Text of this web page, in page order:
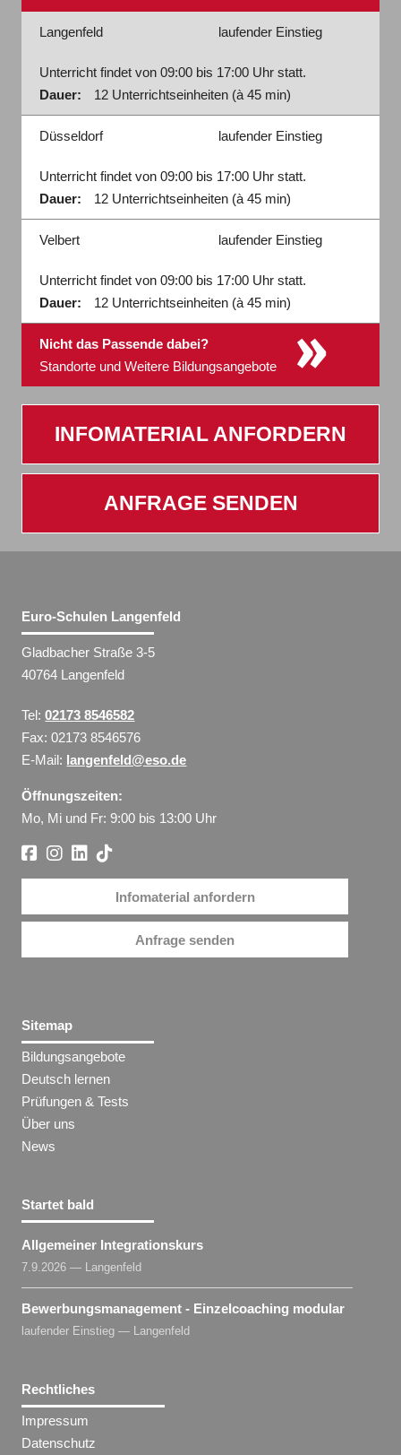
Düsseldorf laufender Einstieg
Unterricht findet von 09:00 bis 17:00 Uhr statt.
Dauer:
12 Unterrichtseinheiten (à 45 min)
Langenfeld laufender Einstieg
Unterricht findet von 09:00 bis 17:00 Uhr statt.
Dauer:
12 Unterrichtseinheiten (à 45 min)
Velbert laufender Einstieg
Unterricht findet von 09:00 bis 17:00 Uhr statt.
Dauer:
12 Unterrichtseinheiten (à 45 min)
Nicht das Passende dabei?
Standorte und Weitere Bildungsangebote
»
INFOMATERIAL ANFORDERN
ANFRAGE SENDEN
Euro-Schulen Langenfeld
Gladbacher Straße 3-5
40764 Langenfeld
Tel:02173 8546582
Fax: 02173 8546576
E-Mail: langenfeld@eso.de
Öffnungszeiten:
Mo, Mi und Fr: 9:00 bis 13:00 Uhr
Infomaterial anfordern
Anfrage senden
Sitemap
Bildungsangebote
Deutsch lernen
Prüfungen & Tests
Über uns
News
Startet bald
Allgemeiner Integrationskurs
7.9.2026 — Langenfeld
Bewerbungsmanagement - Einzelcoaching modular
laufender Einstieg — Langenfeld
Rechtliches
Impressum
Datenschutz